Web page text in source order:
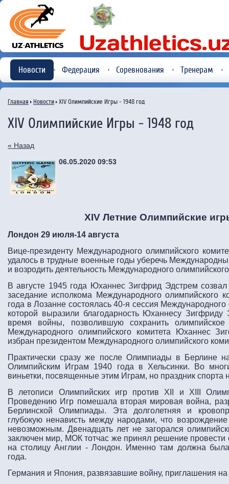
Новости Федерация Соревнования Тренерам
Главная Новости XIV Олимпийские Игры - 1948 год
XIV Олимпийские Игры - 1948 год
« Назад
06.05.2020 09:53
XIV Летние Олимпийские
Лондон 29 июля-14 августа
Вице-президенту Международного олимпийского
удалось в трудные военные годы уберечь
и возродить деятельность Международного
В августе 1945 года Юханнес Зигфрид Эдстрем
заседание исполкома Международного олимпийского
года в Лозанне состоялась 40-я сессия Международного
которой выразили благодарность Юханнесу
время войны, позволившую сохранить
Международного олимпийского комитета Юханнес
избран президентом Международного олимпийского
Практически сразу же после Олимпиады в Берлине
Олимпийским Играм 1940 года в Хельсинки. Во
виньетки, посвященные этим Играм, но праздник спорта
В летописи Олимпийских игр против XII и XIII
Проведению Игр помешала вторая мировая война,
Берлинской Олимпиады. Эта долголетняя и
глубокую ненависть между народами, что
невозможным. Двенадцать лет не загорался
заключен мир, МОК тотчас же принял решение
на столицу Англии - Лондон. Именно там должна
года.
Германия и Япония, развязавшие войну, приглашения